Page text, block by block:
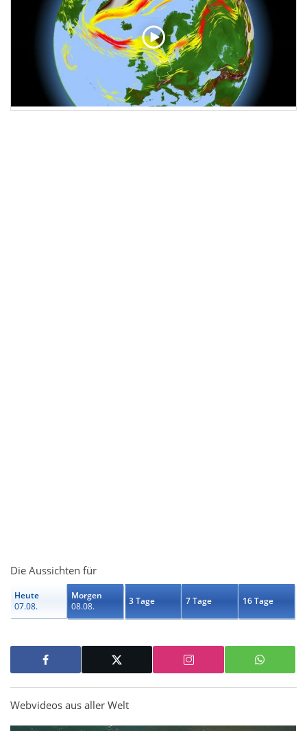
Die Aussichten für
Heute
07.08.
Morgen
08.08.
3 Tage 7 Tage 16 Tage
Webvideos aus aller Welt